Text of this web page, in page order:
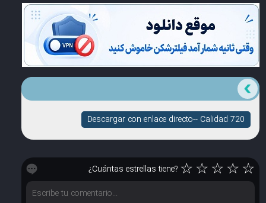
Descargar con enlace directo-- Calidad 720
¿Cuántas estrellas tiene? ☆☆☆☆☆